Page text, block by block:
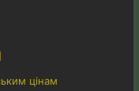
цінам